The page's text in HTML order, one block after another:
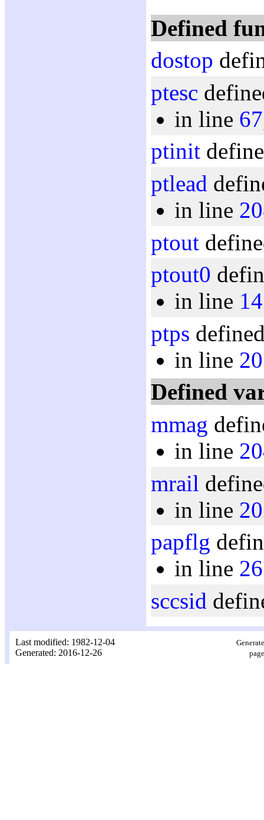
Defined
dostop
ptesc
in line 67
ptinit
ptlead
in line
ptout
ptout0
in line
ptps
in line
Defined
mmag
in line
mrail
in line
papflg
in line
sccsid
Last modified: 1982-12-04
Generated: 2016-12-26